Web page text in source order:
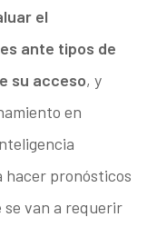
el
ante tipos de
su acceso, y
en
pronósticos
se van a requerir